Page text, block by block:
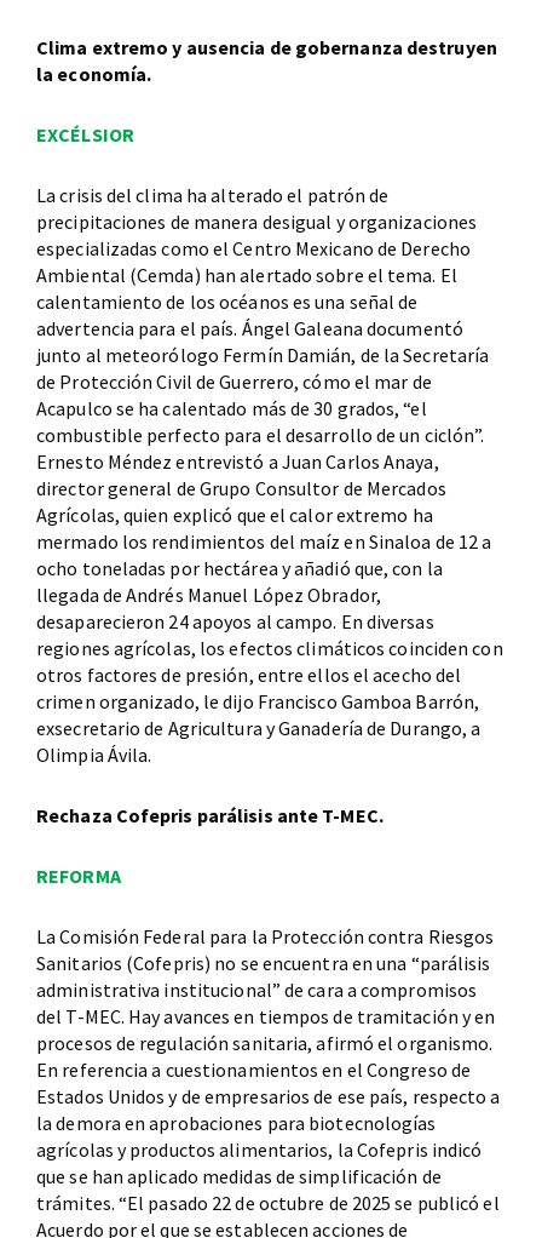
Clima extremo y ausencia de gobernanza destruyen
la economía.
EXCÉLSIOR
La crisis del clima ha alterado el patrón de
precipitaciones de manera desigual y organizaciones
especializadas como el Centro Mexicano de Derecho
Ambiental (Cemda) han alertado sobre el tema. El
calentamiento de los océanos es una señal de
advertencia para el país. Ángel Galeana documentó
junto al meteorólogo Fermín Damián, de la Secretaría
de Protección Civil de Guerrero, cómo el mar de
Acapulco se ha calentado más de 30 grados, “el
combustible perfecto para el desarrollo de un ciclón”.
Ernesto Méndez entrevistó a Juan Carlos Anaya,
director general de Grupo Consultor de Mercados
Agrícolas, quien explicó que el calor extremo ha
mermado los rendimientos del maíz en Sinaloa de 12 a
ocho toneladas por hectárea y añadió que, con la
llegada de Andrés Manuel López Obrador,
desaparecieron 24 apoyos al campo. En diversas
regiones agrícolas, los efectos climáticos coinciden con
otros factores de presión, entre ellos el acecho del
crimen organizado, le dijo Francisco Gamboa Barrón,
exsecretario de Agricultura y Ganadería de Durango, a
Olimpia Ávila.
Rechaza Cofepris parálisis ante T-MEC.
REFORMA
La Comisión Federal para la Protección contra Riesgos
Sanitarios (Cofepris) no se encuentra en una “parálisis
administrativa institucional” de cara a compromisos
del T-MEC. Hay avances en tiempos de tramitación y en
procesos de regulación sanitaria, afirmó el organismo.
En referencia a cuestionamientos en el Congreso de
Estados Unidos y de empresarios de ese país, respecto a
la demora en aprobaciones para biotecnologías
agrícolas y productos alimentarios, la Cofepris indicó
que se han aplicado medidas de simplificación de
trámites. “El pasado 22 de octubre de 2025 se publicó el
Acuerdo por el que se establecen acciones de